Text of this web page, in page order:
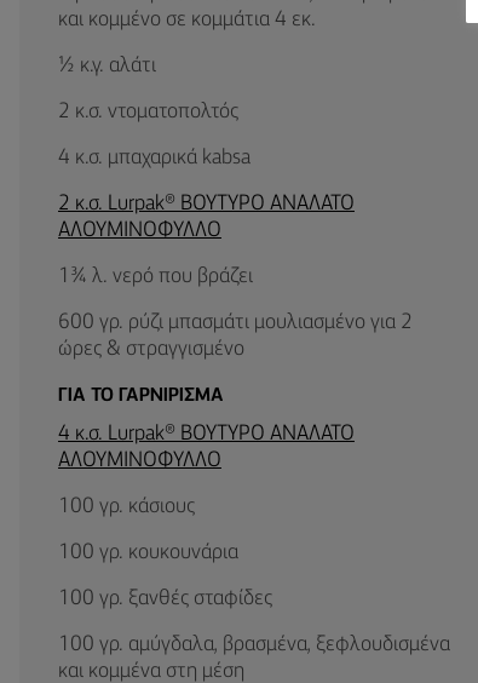
και κομμένο σε κομμάτια 4 εκ.
½ κ.γ. αλάτι
2 κ.σ. ντοματοπολτός
4 κ.σ. μπαχαρικά kabsa
2 κ.σ. Lurpak® BΟΥΤΥΡΟ ΑΝΑΛΑΤΟ
ΑΛΟΥΜΙΝΟΦΥΛΛΟ
1¾ λ. νερό που βράζει
600 γρ. ρύζι μπασμάτι μουλιασμένο για 2
ώρες & στραγγισμένο
ΓΙΑ ΤΟ ΓΑΡΝΙΡΙΣΜΑ
4 κ.σ. Lurpak® BΟΥΤΥΡΟ ΑΝΑΛΑΤΟ
ΑΛΟΥΜΙΝΟΦΥΛΛΟ
100 γρ. κάσιους
100 γρ. κουκουνάρια
100 γρ. ξανθές σταφίδες
100 γρ. αμύγδαλα, βρασμένα, ξεφλουδισμένα
και κομμένα στη μέση